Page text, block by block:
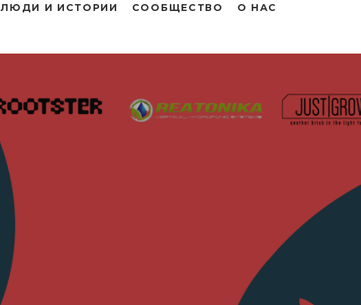
ЛЮДИ И ИСТОРИИ СООБЩЕСТВО О НАС